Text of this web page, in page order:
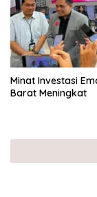
Minat Investasi
Barat Meningkat